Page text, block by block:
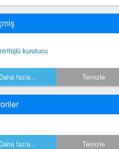
kurutucu
Daha fazla... Temizle
Daha fazla... Temizle